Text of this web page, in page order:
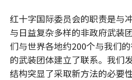
红十字国际委员会的职责是与
与日益复杂多样的非政府武装
们与世界各地约200个与我们
的武装团体建立了联系。我们
结构突显了采取新方法的必要性